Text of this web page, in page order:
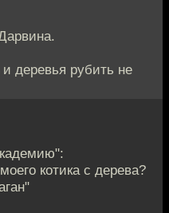
деревья рубить не
котика с дерева?